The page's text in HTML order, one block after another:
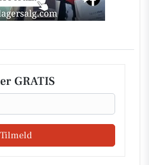
GRATIS
Tilmeld